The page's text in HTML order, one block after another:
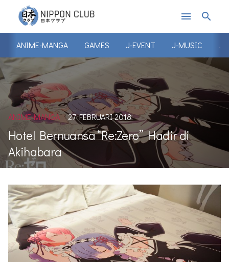
menu search
ANIME-MANGA GAMES J-EVENT J-MUSIC J-
ANIME-MANGA 27 FEBRUARI 2018
Hotel Bernuansa “Re:Zero” Hadir di
Akihabara